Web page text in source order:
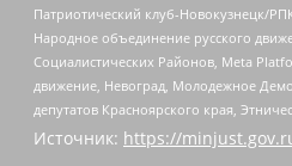
Патриотический клуб-Новокузнецк/
Народное объединение русского
Социалистических Районов, Meta
движение, Невоград, Молодежное
депутатов Красноярского края,
Источник: https://